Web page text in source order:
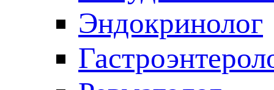
Эндокринолог